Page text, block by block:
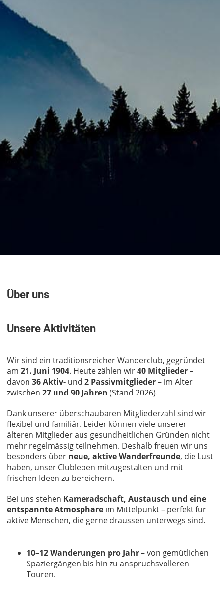
Über uns
Unsere Aktivitäten
Wir sind ein traditionsreicher Wanderclub, gegründet
am 21. Juni 1904. Heute zählen wir40 Mitglieder–
davon 36 Aktiv- und 2 Passivmitglieder– im Alter
zwischen 27 und 90 Jahren (Stand 2026).
Dank unserer überschaubaren Mitgliederzahl sind wir
flexibel und familiär. Leider können viele unserer
älteren Mitglieder aus gesundheitlichen Gründen nicht
mehr regelmässig teilnehmen. Deshalb freuen wir uns
besonders über neue, aktive Wanderfreunde, die Lust
haben, unser Clubleben mitzugestalten und mit
frischen Ideen zu bereichern.
Bei uns stehen Kameradschaft, Austausch und eine
entspannte Atmosphäre im Mittelpunkt – perfekt für
aktive Menschen, die gerne draussen unterwegs sind.
10–12 Wanderungen pro Jahr– von gemütlichen
Spaziergängen bis hin zu anspruchsvolleren
Touren.